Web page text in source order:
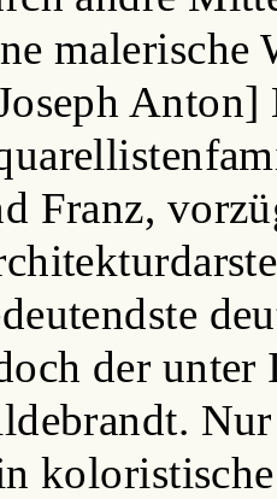
malerische
Anton]
Franz,
der unter
Nur